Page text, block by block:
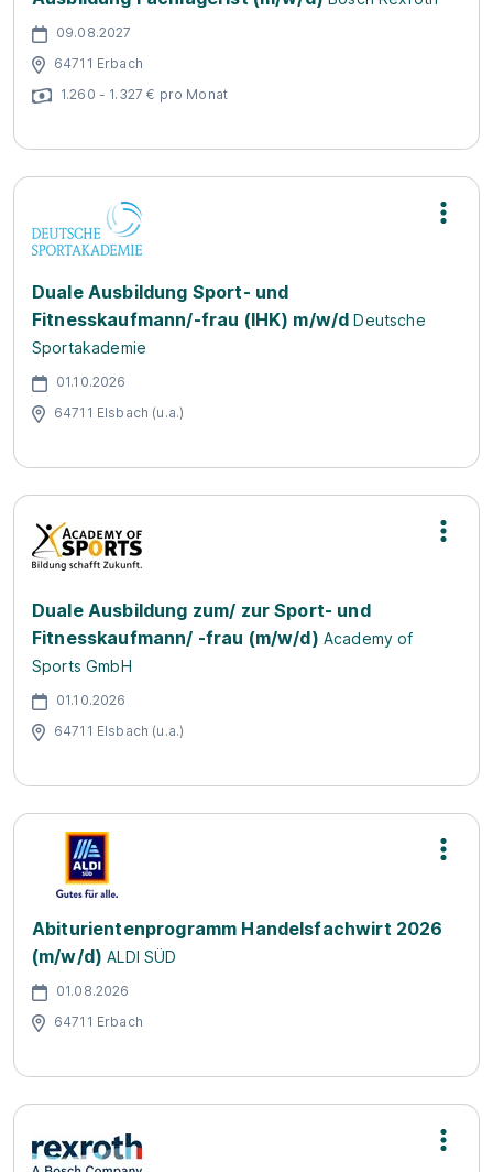
09.08.2027
64711 Erbach
1.260 - 1.327 € pro Monat
Duale Ausbildung Sport- und
Fitnesskaufmann/-frau (IHK) m/w/d Deutsche
Sportakademie
01.10.2026
64711 Elsbach (u.a.)
Duale Ausbildung zum/ zur Sport- und
Fitnesskaufmann/ -frau (m/w/d) Academy of
Sports GmbH
01.10.2026
64711 Elsbach (u.a.)
Abiturientenprogramm Handelsfachwirt 2026
(m/w/d) ALDI SÜD
01.08.2026
64711 Erbach